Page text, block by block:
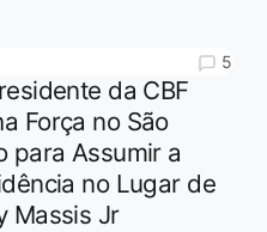
5
da CBF
Força no São
para Assumir a
no Lugar de
Massis Jr